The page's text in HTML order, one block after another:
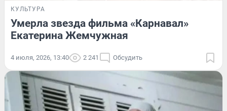
КУЛЬТУРА
Умерла звезда фильма «Карнавал»
Екатерина Жемчужная
4 июля, 2026, 13:40 2 241 Обсудить